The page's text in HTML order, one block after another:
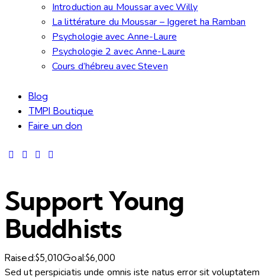
Introduction au Moussar avec Willy
La littérature du Moussar – Iggeret ha Ramban
Psychologie avec Anne-Laure
Psychologie 2 avec Anne-Laure
Cours d’hébreu avec Steven
Blog
TMPI Boutique
Faire un don
Support Young
Buddhists
Raised:$5,010Goal:$6,000
Sed ut perspiciatis unde omnis iste natus error sit voluptatem